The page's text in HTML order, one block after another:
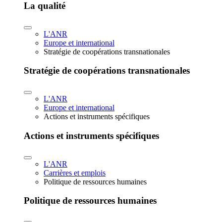
La qualité
L'ANR
Europe et international
Stratégie de coopérations transnationales
Stratégie de coopérations transnationales
L'ANR
Europe et international
Actions et instruments spécifiques
Actions et instruments spécifiques
L'ANR
Carrières et emplois
Politique de ressources humaines
Politique de ressources humaines